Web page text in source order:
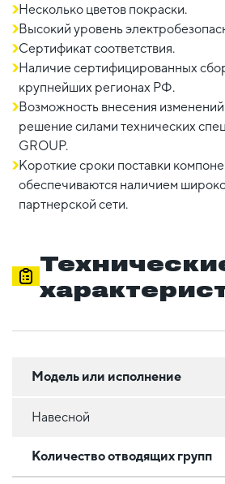
Несколько цветов покраски.
Высокий уровень
Сертификат соответствия.
Наличие сертифицированных
крупнейших регионах РФ.
Возможность внесения
решение силами технических
GROUP.
Короткие сроки поставки
обеспечиваются наличием
партнерской сети.
Модель или исполнение
Навесной
Количество отводящих групп